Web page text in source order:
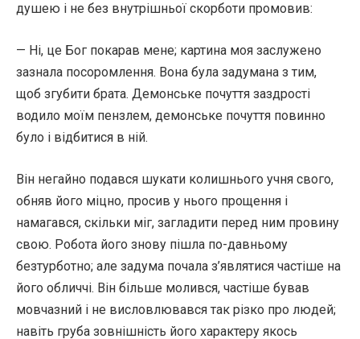
душею і не без внутрішньої скорботи промовив:
— Ні, це Бог покарав мене; картина моя заслужено
зазнала посоромлення. Вона була задумана з тим,
щоб згубити брата. Демонське почуття заздрості
водило моїм пензлем, демонське почуття повинно
було і відбитися в ній.
Він негайно подався шукати колишнього учня свого,
обняв його міцно, просив у нього прощення і
намагався, скільки міг, загладити перед ним провину
свою. Робота його знову пішла по-давньому
безтурботно; але задума почала з’являтися частіше на
його обличчі. Він більше молився, частіше бував
мовчазний і не висловлювався так різко про людей;
навіть груба зовнішність його характеру якось